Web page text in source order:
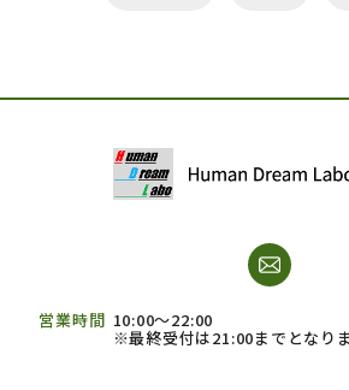
営業時間 10:00～22:00
※最終受付は21:00までとなり